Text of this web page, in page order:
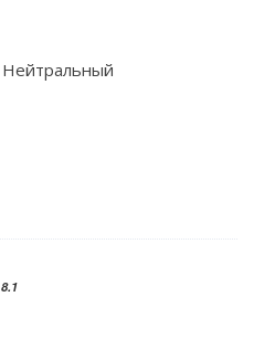
Нейтральный
8.1